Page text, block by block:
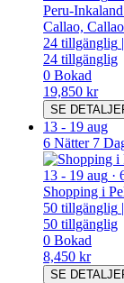
Peru-
Callao, Callao
24 tillgänglig |
24 tillgänglig
0 Bokad
19,850 kr
SE
13 - 19 aug
6 Nätter 7
13 - 19 aug ·
Shopping i
50 tillgänglig |
50 tillgänglig
0 Bokad
8,450 kr
SE